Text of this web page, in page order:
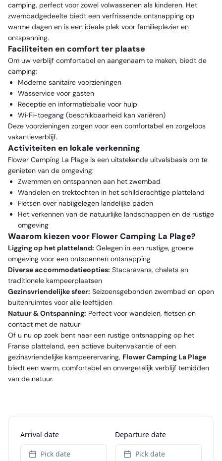
camping, perfect voor zowel volwassenen als kinderen. Het
zwembadgedeelte biedt een verfrissende ontsnapping op
warme dagen en is een ideale plek voor familieplezier en
ontspanning.
Faciliteiten en comfort ter plaatse
Om uw verblijf comfortabel en aangenaam te maken, biedt de
camping:
Moderne sanitaire voorzieningen
Wasservice voor gasten
Receptie en informatiebalie voor hulp
Wi‑Fi-toegang (beschikbaarheid kan variëren)
Deze voorzieningen zorgen voor een comfortabel en zorgeloos
vakantieverblijf.
Activiteiten en lokale verkenning
Flower Camping La Plage is een uitstekende uitvalsbasis om te
genieten van de omgeving:
Zwemmen en ontspannen aan het zwembad
Wandelen en trektochten in het schilderachtige platteland
Fietsen over nabijgelegen landelijke paden
Het verkennen van de natuurlijke landschappen en de rustige
omgeving
Waarom kiezen voor Flower Camping La Plage?
Ligging op het platteland: Gelegen in een rustige, groene
omgeving voor een ontspannen ontsnapping
Diverse accommodatieopties: Stacaravans, chalets en
traditionele kampeerplaatsen
Gezinsvriendelijke sfeer: Seizoensgebonden zwembad en open
buitenruimtes voor alle leeftijden
Natuur & Ontspanning: Perfect voor wandelen, fietsen en
contact met de natuur
Of u nu op zoek bent naar een rustige ontsnapping op het
Franse platteland, een actieve buitenvakantie of een
gezinsvriendelijke kampeerervaring, Flower Camping La Plage
biedt een warm, comfortabel en onvergetelijk verblijf temidden
van de natuur.